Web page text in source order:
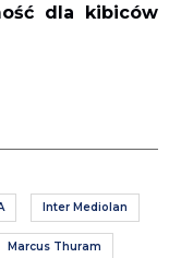
dla kibiców
Inter Mediolan
Marcus Thuram